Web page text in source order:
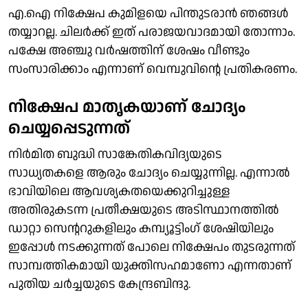
എ.ഐ നിക്ഷേപ കുമിളയെ പിന്തുടരാന്‍ ഞങ്ങള്‍
തയ്യാറല്ല. ചിലര്‍ക്ക് ഇത് പരാജയവാദമായി തോന്നാം.
പക്ഷേ അഞ്ചു വര്‍ഷത്തിന് ശേഷം വീണ്ടും
സംസാരിക്കാം എന്നാണ് വെമ്പുവിന്റെ പ്രതികരണം.
നിക്ഷേപ മാതൃകയാണ് ചോദ്യം
ചെയ്യപ്പെടുന്നത്
നിര്‍മിത ബുദ്ധി സാങ്കേതികവിദ്യയുടെ
സാധ്യതകളെ ആരും ചോദ്യം ചെയ്യുന്നില്ല. എന്നാല്‍
ഭാവിയിലെ ആവശ്യകതയെക്കുറിച്ചുള്ള
അതിരുകടന്ന പ്രതീക്ഷയുടെ അടിസ്ഥാനത്തില്‍
ഡാറ്റാ സെന്ററുകളിലും കമ്പ്യൂട്ടിംഗ് ശേഷിയിലും
ഇപ്പോള്‍ നടക്കുന്നത് പോലെ നിക്ഷേപം തുടരുന്നത്
സാമ്പത്തികമായി യുക്തിസഹമാണോ എന്നതാണ്
പുതിയ ചര്‍ച്ചയുടെ കേന്ദ്രബിന്ദു.